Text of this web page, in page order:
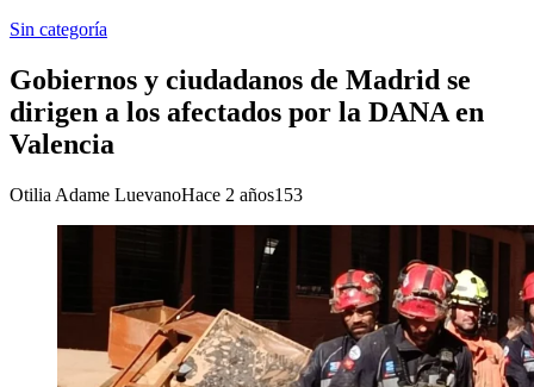
Sin categoría
Gobiernos y ciudadanos de Madrid se
dirigen a los afectados por la DANA en
Valencia
Otilia Adame LuevanoHace 2 años153